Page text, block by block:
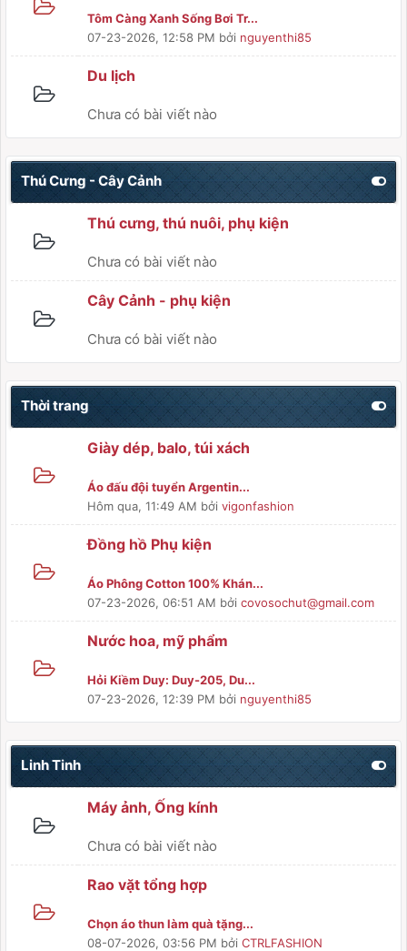
Tôm Càng Xanh Sống Bơi Tr...
07-23-2026, 12:58 PM bởi nguyenthi85
Du lịch
Chưa có bài viết nào
Thú Cưng - Cây Cảnh
Thú cưng, thú nuôi, phụ kiện
Chưa có bài viết nào
Cây Cảnh - phụ kiện
Chưa có bài viết nào
Thời trang
Giày dép, balo, túi xách
Áo đấu đội tuyển Argentin...
Hôm qua, 11:49 AM bởi vigonfashion
Đồng hồ Phụ kiện
Áo Phông Cotton 100% Khán...
07-23-2026, 06:51 AM bởi covosochut@gmail.com
Nước hoa, mỹ phẩm
Hỏi Kiềm Duy: Duy-205, Du...
07-23-2026, 12:39 PM bởi nguyenthi85
Linh Tinh
Máy ảnh, Ống kính
Chưa có bài viết nào
Rao vặt tổng hợp
Chọn áo thun làm quà tặng...
08-07-2026, 03:56 PM bởi CTRLFASHION